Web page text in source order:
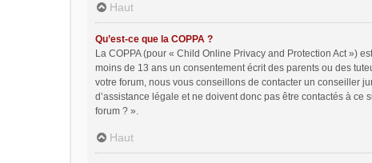
Haut
Qu’est-ce que la COPPA ?
La COPPA (pour « Child Online Privacy and Protection Act »)
moins de 13 ans un consentement écrit des parents ou des
votre forum, nous vous conseillons de contacter un conseiller
d’assistance légale et ne doivent donc pas être contactés à ce
forum ? ».
Haut